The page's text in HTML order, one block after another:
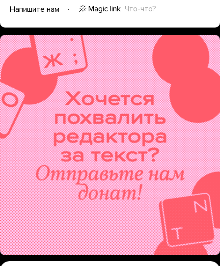
Напишите нам
Magic link Что-что?